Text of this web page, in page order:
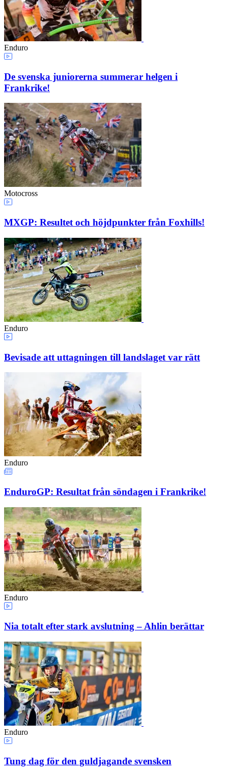
Enduro
De svenska juniorerna summerar helgen i
Frankrike!
Motocross
MXGP: Resultet och höjdpunkter från Foxhills!
Enduro
Bevisade att uttagningen till landslaget var rätt
Enduro
EnduroGP: Resultat från söndagen i Frankrike!
Enduro
Nia totalt efter stark avslutning – Ahlin berättar
Enduro
Tung dag för den guldjagande svensken